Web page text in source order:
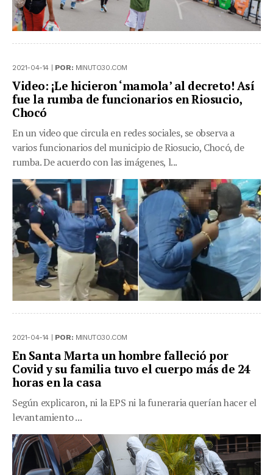
2021-04-14 | POR: MINUTO30.COM
Video: ¡Le hicieron ‘mamola’ al decreto! Así
fue la rumba de funcionarios en Riosucio,
Chocó
En un video que circula en redes sociales, se observa a
varios funcionarios del municipio de Riosucio, Chocó, de
rumba. De acuerdo con las imágenes, l...
2021-04-14 | POR: MINUTO30.COM
En Santa Marta un hombre falleció por
Covid y su familia tuvo el cuerpo más de 24
horas en la casa
Según explicaron, ni la EPS ni la funeraria querían hacer el
levantamiento ...